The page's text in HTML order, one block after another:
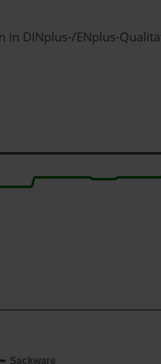
in DINplus-/ENplus-
Sackware